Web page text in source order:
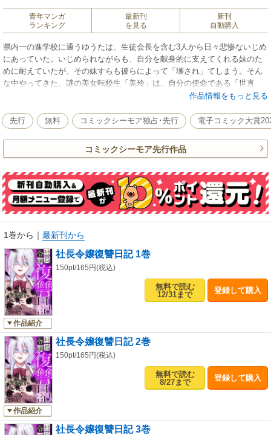
青年マンガ
ランキング
最新刊
を見る
新刊
自動購入
県内一の進学校に通うゆうたは、生徒会長を含む3人から日々悲惨ないじめ
にあっていた。いじめられながらも、自分を献身的に支えてくれる妹のた
めに耐えていたが、その妹すらも彼らによって「壊され」てしまう。そん
な中やってきた、謎の美女転校生「美玲」は、自分の使命である「世直
作品情報をもっと見る
先行 無料 コミックシーモア独占･先行 電子コミック大賞
コミックシーモア先行作品
1巻から ｜ 最新刊から
作品紹介
社長令嬢復讐日記 1巻
150pt/165円(税込)
無料で読む
12/31まで
登録して購入
作品紹介
社長令嬢復讐日記 2巻
150pt/165円(税込)
無料で読む
8/27まで
登録して購入
社長令嬢復讐日記 3巻